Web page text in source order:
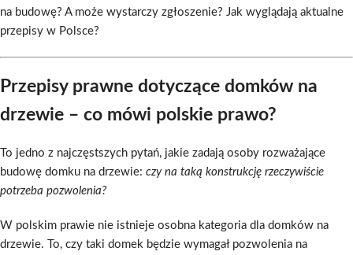
na budowę? A może wystarczy zgłoszenie? Jak wyglądają aktualne
przepisy w Polsce?
Przepisy prawne dotyczące domków na
drzewie – co mówi polskie prawo?
To jedno z najczęstszych pytań, jakie zadają osoby rozważające
budowę domku na drzewie: czy na taką konstrukcję rzeczywiście
potrzeba pozwolenia?
W polskim prawie nie istnieje osobna kategoria dla domków na
drzewie. To, czy taki domek będzie wymagał pozwolenia na